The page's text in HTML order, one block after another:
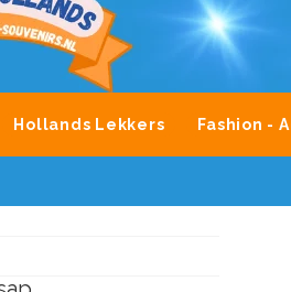
Hollands Lekkers Fashion -